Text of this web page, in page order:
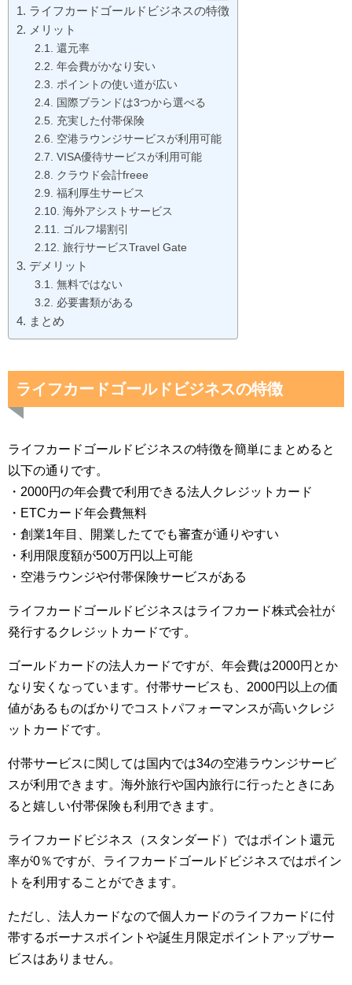
ライフカードゴールドビジネスの特徴
メリット
還元率
年会費がかなり安い
ポイントの使い道が広い
国際ブランドは3つから選べる
充実した付帯保険
空港ラウンジサービスが利用可能
VISA優待サービスが利用可能
クラウド会計freee
福利厚生サービス
海外アシストサービス
ゴルフ場割引
旅行サービスTravel Gate
デメリット
無料ではない
必要書類がある
まとめ
ライフカードゴールドビジネスの特徴
ライフカードゴールドビジネスの特徴を簡単にまとめると
以下の通りです。
・2000円の年会費で利用できる法人クレジットカード
・ETCカード年会費無料
・創業1年目、開業したてでも審査が通りやすい
・利用限度額が500万円以上可能
・空港ラウンジや付帯保険サービスがある
ライフカードゴールドビジネスはライフカード株式会社が
発行するクレジットカードです。
ゴールドカードの法人カードですが、年会費は2000円とか
なり安くなっています。付帯サービスも、2000円以上の価
値があるものばかりでコストパフォーマンスが高いクレジ
ットカードです。
付帯サービスに関しては国内では34の空港ラウンジサービ
スが利用できます。海外旅行や国内旅行に行ったときにあ
ると嬉しい付帯保険も利用できます。
ライフカードビジネス（スタンダード）ではポイント還元
率が0％ですが、ライフカードゴールドビジネスではポイン
トを利用することができます。
ただし、法人カードなので個人カードのライフカードに付
帯するボーナスポイントや誕生月限定ポイントアップサー
ビスはありません。